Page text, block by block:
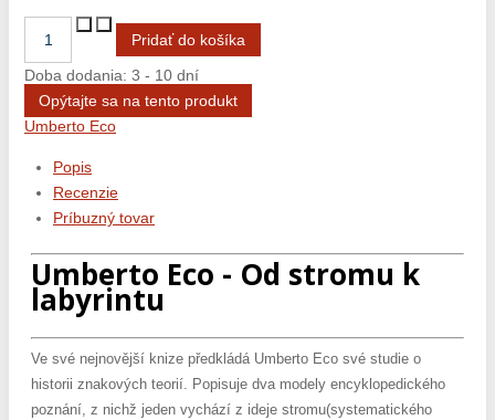
Doba dodania: 3 - 10 dní
Opýtajte sa na tento produkt
Umberto Eco
Popis
Recenzie
Príbuzný tovar
Umberto Eco - Od stromu k
labyrintu
Ve své nejnovější knize předkládá Umberto Eco své studie o
historii znakových teorií. Popisuje dva modely encyklopedického
poznání, z nichž jeden vychází z ideje stromu(systematického